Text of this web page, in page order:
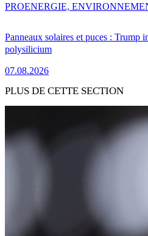
Panneaux solaires et puces : Trump
polysilicium
07.08.2026
PROENERGIE,
PLUS DE CETTE SECTION